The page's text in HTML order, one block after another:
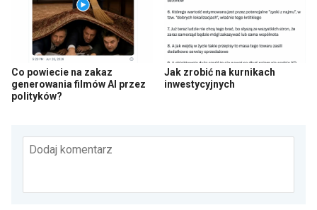
Co powiecie na zakaz
generowania filmów AI przez
polityków?
Jak zrobić na kurnikach
inwestycyjnych
Dodaj komentarz